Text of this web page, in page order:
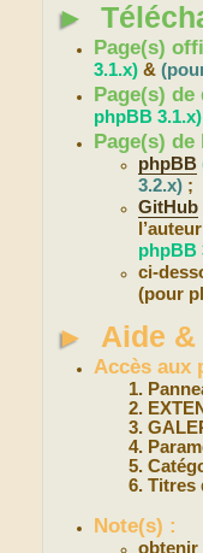
►
Page(s)
3.1.x) &
Page(s) de
phpBB 3.1.x)
Page(s)
phpBB
3.2.x) ;
GitHub
phpBB
ci-
(pour
► Aide
Accès aux
Titres
Note(s) :